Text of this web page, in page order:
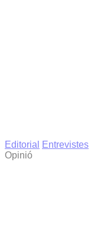
Editorial
Entrevistes
Opinió